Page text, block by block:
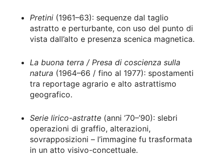
Pretini (1961–63): sequenze dal taglio
astratto e perturbante, con uso del punto di
vista dall’alto e presenza scenica magnetica.
La buona terra / Presa di coscienza sulla
natura (1964–66 / fino al 1977): spostamenti
tra reportage agrario e alto astrattismo
geografico.
Serie lirico-astratte (anni ’70–’90): slebri
operazioni di graffio, alterazioni,
sovrapposizioni – l’immagine fu trasformata
in un atto visivo-concettuale.